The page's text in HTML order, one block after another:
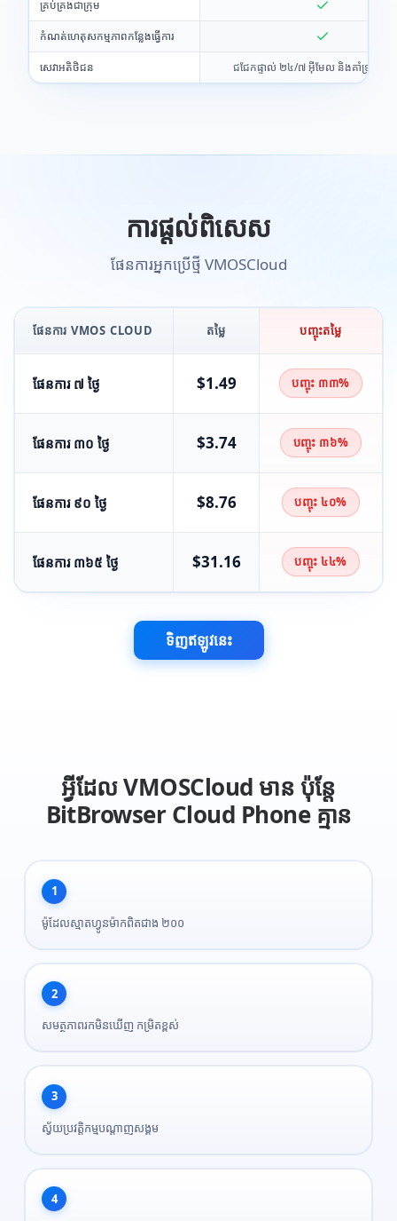
គ្រប់គ្រងជាក្រុម
កំណត់ហេតុសកម្មភាពកន្លែងធ្វើការ
សេវាអតិថិជន ជជែកផ្ទាល់ ២៤/៧ អ៊ីមែល និងគាំទ្រសហ
ការផ្តល់ពិសេស
ផែនការអ្នកប្រើថ្មី VMOSCloud
ផែនការ VMOS CLOUD តម្លៃ បញ្ចុះតម្លៃ
ផែនការ ៧ ថ្ងៃ $1.49 បញ្ចុះ ៣៣%
ផែនការ ៣០ ថ្ងៃ $3.74 បញ្ចុះ ៣៦%
ផែនការ ៩០ ថ្ងៃ $8.76 បញ្ចុះ ៤០%
ផែនការ ៣៦៥ ថ្ងៃ $31.16 បញ្ចុះ ៤៤%
ទិញឥឡូវនេះ
អ្វីដែល VMOSCloud មាន ប៉ុន្តែ
BitBrowser Cloud Phone គ្មាន
1
ម៉ូដែលស្មាតហ្វូនម៉ាកពិតជាង ២០០
2
សមត្ថភាពរកមិនឃើញ កម្រិតខ្ពស់
3
ស្វ័យប្រវត្តិកម្មបណ្តាញសង្គម
4